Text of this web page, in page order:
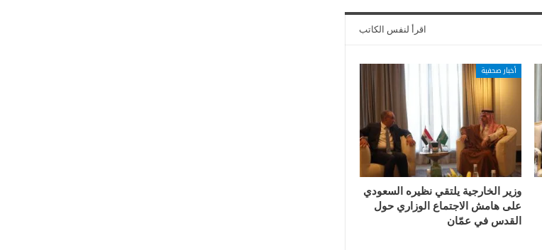
اقرأ لنفس الكاتب
أخبار صحفية
وزير الخارجية يلتقي نظيره السعودي
على هامش الاجتماع الوزاري حول
القدس في عمّان